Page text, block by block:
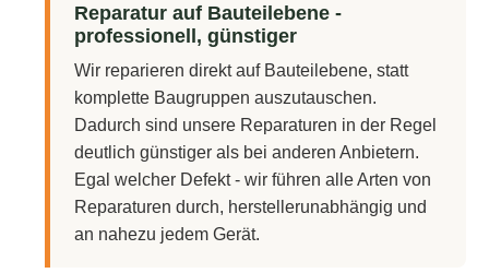
Reparatur auf Bauteilebene -
professionell, günstiger
Wir reparieren direkt auf Bauteilebene, statt
komplette Baugruppen auszutauschen.
Dadurch sind unsere Reparaturen in der Regel
deutlich günstiger als bei anderen Anbietern.
Egal welcher Defekt - wir führen alle Arten von
Reparaturen durch, herstellerunabhängig und
an nahezu jedem Gerät.